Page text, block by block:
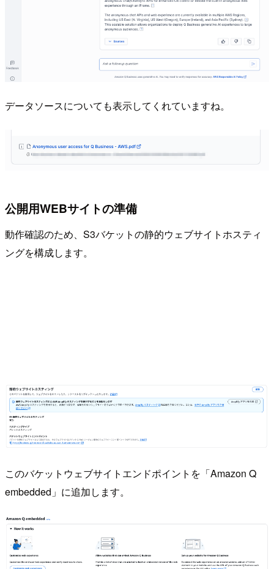
データソースについても表示してくれていますね。
公開用WEBサイトの準備
動作確認のため、S3バケットの静的ウェブサイトホスティ
ングを構成します。
このバケットウェブサイトエンドポイントを「Amazon Q
embedded」に追加します。